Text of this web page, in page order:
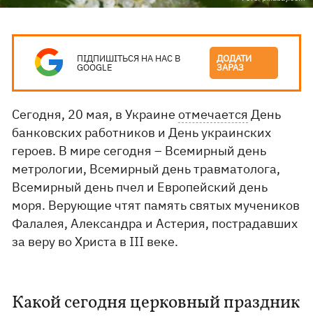
ПІДПИШІТЬСЯ НА НАС В
GOOGLE
ДОДАТИ
ЗАРАЗ
Сегодня, 20 мая, в Украинеотмечается День
банковских работников и День украинских
героев. В мире сегодня – Всемирный день
метрологии, Всемирный день травматолога,
Всемирный день пчел и Европейский день
моря. Верующие чтят память святых мучеников
Фалалея, Александра и Астерия, пострадавших
за веру во Христа в III веке.
Какой сегодня церковный праздник